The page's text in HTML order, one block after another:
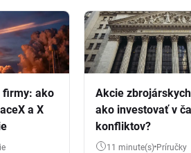
firmy: ako
a X
Akcie
ako investovať v
konfliktov?
11 minute(s) Príručky